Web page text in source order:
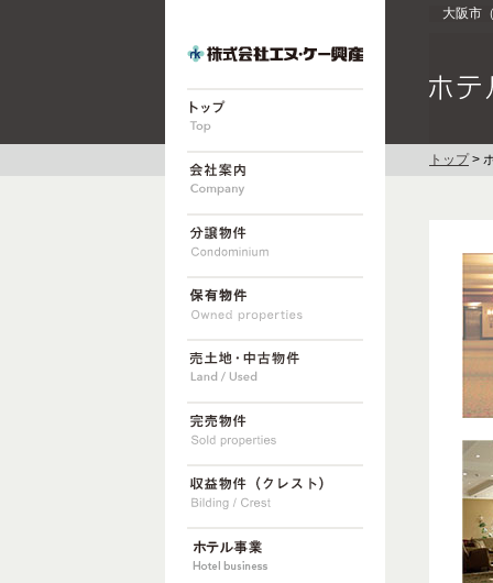
大阪市
トップ>